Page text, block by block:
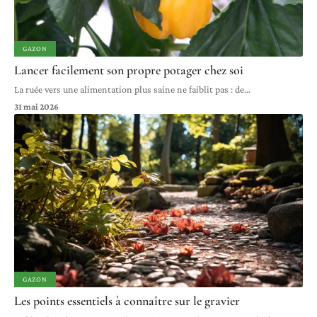
GAZON
Lancer facilement son propre potager chez soi
La ruée vers une alimentation plus saine ne faiblit pas : de…
31 mai 2026
GAZON
Les points essentiels à connaître sur le gravier